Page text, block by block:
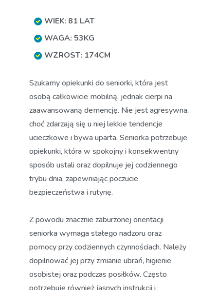
WIEK: 81 LAT
WAGA: 53KG
WZROST: 174CM
Szukamy opiekunki do seniorki, która jest
osobą całkowicie mobilną, jednak cierpi na
zaawansowaną demencję. Nie jest agresywna,
choć zdarzają się u niej lekkie tendencje
ucieczkowe i bywa uparta. Seniorka potrzebuje
opiekunki, która w spokojny i konsekwentny
sposób ustali oraz dopilnuje jej codziennego
trybu dnia, zapewniając poczucie
bezpieczeństwa i rutynę.
Z powodu znacznie zaburzonej orientacji
seniorka wymaga stałego nadzoru oraz
pomocy przy codziennych czynnościach. Należy
dopilnować jej przy zmianie ubrań, higienie
osobistej oraz podczas posiłków. Często